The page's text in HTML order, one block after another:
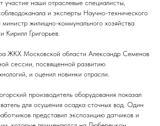
участие наши отраслевые специалисты,
и эксперты Научно-технического
жилищно-коммунального хозяйства
Кирилл Григорьев.
ЖКХ Московской области Александр Семенов
сессии, посвященной развитию
и оценил новинки отрасли.
производитель оборудования показал
для осушения осадка сточных вод. Один
представил экспозицию датчиков и